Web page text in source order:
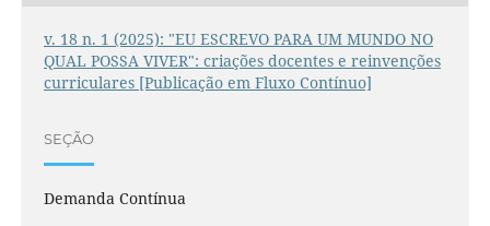
v. 18 n. 1 (2025): "EU ESCREVO PARA UM MUNDO NO
QUAL POSSA VIVER": criações docentes e reinvenções
curriculares [Publicação em Fluxo Contínuo]
SEÇÃO
Demanda Contínua